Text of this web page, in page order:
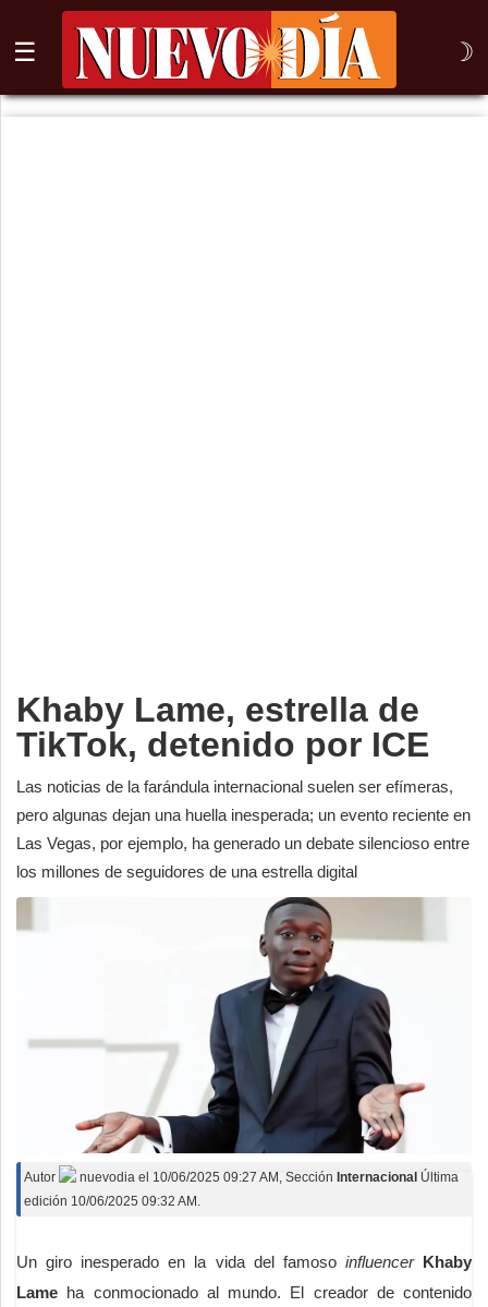
☰ ☽
⌕
Khaby Lame, estrella de
TikTok, detenido por ICE
Las noticias de la farándula internacional suelen ser efímeras,
pero algunas dejan una huella inesperada; un evento reciente en
Las Vegas, por ejemplo, ha generado un debate silencioso entre
los millones de seguidores de una estrella digital
Autor nuevodia el 10/06/2025 09:27 AM , Sección Internacional Última
edición 10/06/2025 09:32 AM.
Un giro inesperado en la vida del famoso influencer Khaby
Lame ha conmocionado al mundo. El creador de contenido